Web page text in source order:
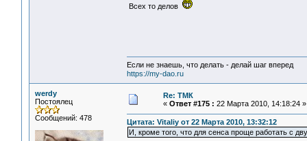
Всех то делов
Если не знаешь, что делать - делай шаг вперед
https://my-dao.ru
werdy
Постоялец
Сообщений: 478
Re: ТМК
« Ответ #175 : 22 Марта 2010, 14:18:24 »
Цитата: Vitaliy от 22 Марта 2010, 13:32:12
И, кроме того, что для сенса проще работать с